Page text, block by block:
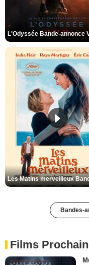
Bandes-
Films